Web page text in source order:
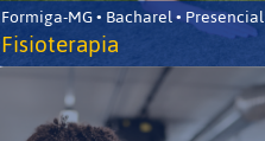
Formiga-MG • Bacharel • Presencial
Fisioterapia